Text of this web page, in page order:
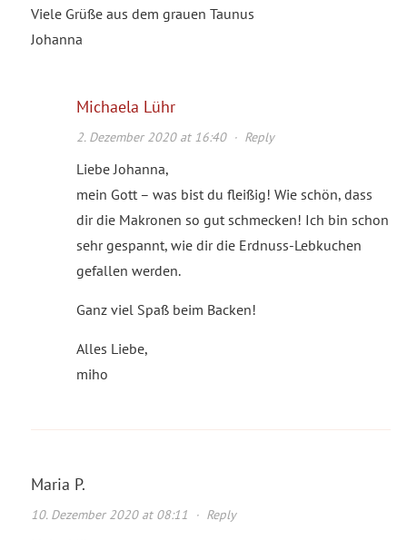
Viele Grüße aus dem grauen Taunus
Johanna
Michaela Lühr
2. Dezember 2020 at 16:40· Reply
Liebe Johanna,
mein Gott – was bist du fleißig! Wie schön, dass
dir die Makronen so gut schmecken! Ich bin schon
sehr gespannt, wie dir die Erdnuss-Lebkuchen
gefallen werden.
Ganz viel Spaß beim Backen!
Alles Liebe,
miho
Maria P.
10. Dezember 2020 at 08:11 · Reply